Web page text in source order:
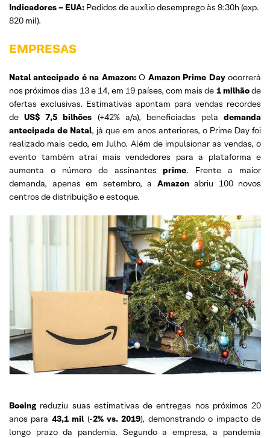
Indicadores – EUA: Pedidos de auxílio desemprego às 9:30h (exp.
820 mil).
EMPRESAS
Natal antecipado é na Amazon:O Amazon Prime Dayocorrerá
nos próximos dias 13 e 14, em 19 países, com mais de 1 milhãode
ofertas exclusivas. Estimativas apontam para vendas recordes
deUS$ 7,5 bilhões (+42% a/a), beneficiadas pela demanda
antecipada de Natal, já que em anos anteriores, o Prime Day foi
realizado mais cedo, em Julho. Além de impulsionar as vendas, o
evento também atrai mais vendedores para a plataforma e
aumenta o número de assinantesprime. Frente a maior
demanda, apenas em setembro, a Amazonabriu 100 novos
centros de distribuição e estoque.
Boeing reduziu suas estimativas de entregas nos próximos 20
anos para 43,1 mil (-2% vs. 2019), demonstrando o impacto de
longo prazo da pandemia. Segundo a empresa, a pandemia